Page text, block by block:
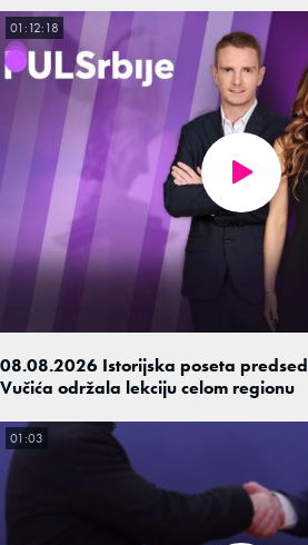
08.08.2026 Istorijska poseta
Vučića održala lekciju celom regionu
01:12:18
01:03